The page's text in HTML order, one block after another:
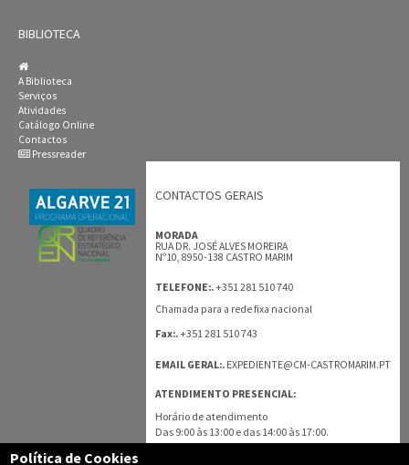
BIBLIOTECA
A Biblioteca
Serviços
Atividades
Catálogo Online
Contactos
Pressreader
CONTACTOS GERAIS
MORADA
RUA DR. JOSÉ ALVES MOREIRA
Nº10, 8950-138 CASTRO MARIM
TELEFONE:.+351 281 510 740
Chamada para a rede fixa nacional
Fax:.+351 281 510 743
EMAIL GERAL:. EXPEDIENTE@CM-CASTROMARIM.PT
ATENDIMENTO PRESENCIAL:
Horário de atendimento
Das 9:00 às 13:00 e das 14:00 às 17:00.
Política de Cookies